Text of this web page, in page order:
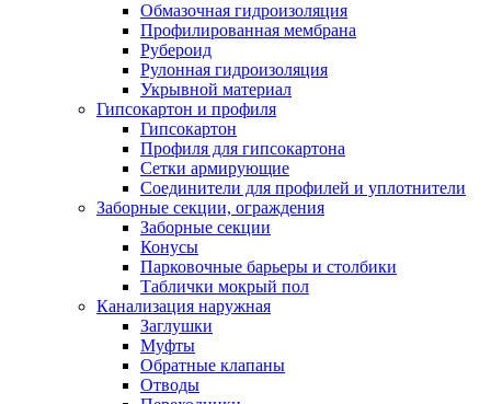
Обмазочная гидроизоляция
Профилированная мембрана
Рубероид
Рулонная гидроизоляция
Укрывной материал
Гипсокартон и профиля
Гипсокартон
Профиля для гипсокартона
Сетки армирующие
Соединители для профилей и уплотнители
Заборные секции, ограждения
Заборные секции
Конусы
Парковочные барьеры и столбики
Таблички мокрый пол
Канализация наружная
Заглушки
Муфты
Обратные клапаны
Отводы